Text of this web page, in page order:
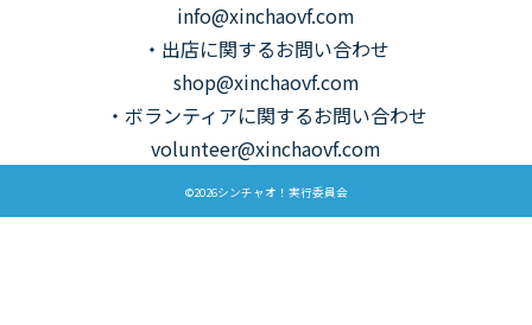
info@xinchaovf.com
・出店に関するお問い合わせ
shop@xinchaovf.com
・ボランティアに関するお問い合わせ
volunteer@xinchaovf.com
©2026シンチャオ！実行委員会